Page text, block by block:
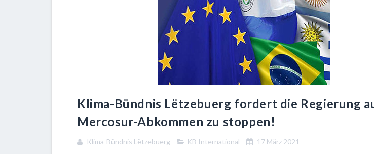
Klima-Bündnis Lëtzebuerg fordert die Regierung
Mercosur-Abkommen zu stoppen!
Klima-Bündnis Lëtzebuerg KB International 17 März 2021